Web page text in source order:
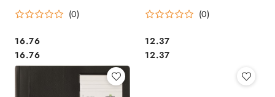
(0)
Cena:
16.76
Cena:
16.76
(0)
Cena:
12.37
Cena:
12.37